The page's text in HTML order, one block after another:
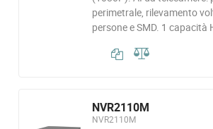
perimetrale, rilevamento
persone e SMD. 1 capacità
NVR2110M
NVR2110M